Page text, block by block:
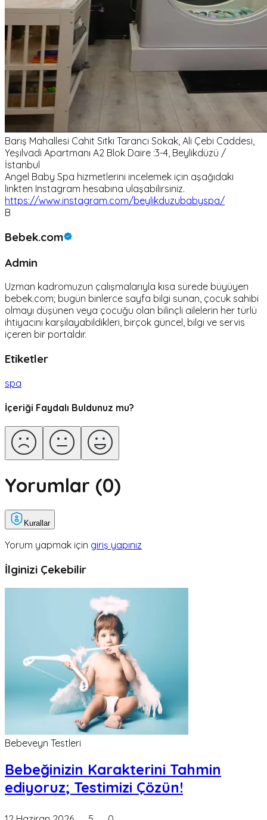
Barış Mahallesi Cahit Sıtkı Tarancı Sokak, Ali Çebi Caddesi,
Yeşilvadi Apartmanı A2 Blok Daire :3-4, Beylikdüzü /
İstanbul
Angel Baby Spa hizmetlerini incelemek için aşağıdaki
linkten Instagram hesabına ulaşabilirsiniz.
https://www.instagram.com/beylikduzubabyspa/
B
Bebek.com
Admin
Uzman kadromuzun çalışmalarıyla kısa sürede büyüyen
bebek.com; bugün binlerce sayfa bilgi sunan, çocuk sahibi
olmayı düşünen veya çocuğu olan bilinçli ailelerin her türlü
ihtiyacını karşılayabildikleri, birçok güncel, bilgi ve servis
içeren bir portaldır.
Etiketler
spa
İçeriği Faydalı Buldunuz mu?
Yorumlar (0)
Kurallar
Yorum yapmak için giriş yapınız
İlginizi Çekebilir
Bebeveyn Testleri
Bebeğinizin Karakterini Tahmin
ediyoruz; Testimizi Çözün!